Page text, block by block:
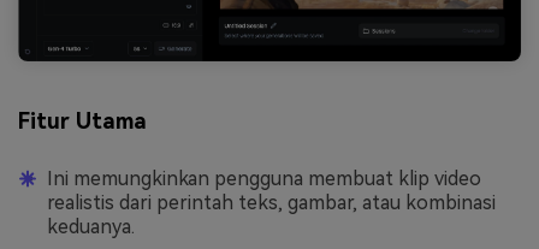
Fitur Utama
Ini memungkinkan pengguna membuat klip video
realistis dari perintah teks, gambar, atau kombinasi
keduanya.